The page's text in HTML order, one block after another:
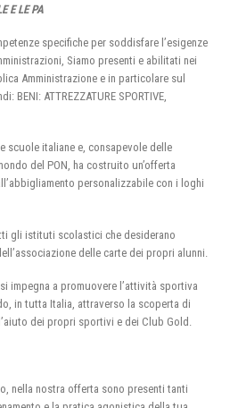
E LE PA
specifiche per soddisfare l’esigenze
Siamo presenti e abilitati nei
Amministrazione e in particolare sul
BENI: ATTREZZATURE SPORTIVE,
scuole italiane e, consapevole delle
del PON, ha costruito un’offerta
personalizzabile con i loghi
gli istituti scolastici che desiderano
delle carte dei propri alunni.
impegna a promuovere l’attività sportiva
in tutta Italia, attraverso la scoperta di
dei propri sportivi e dei Club Gold.
nella nostra offerta sono presenti tanti